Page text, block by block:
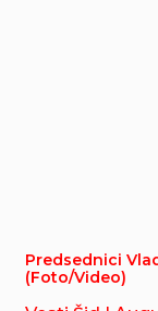
Predsednici
(Foto/Video)